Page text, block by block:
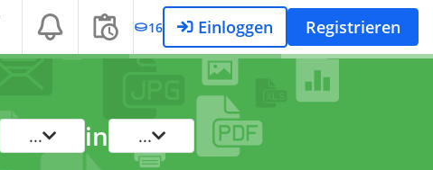
16 Einloggen Registrieren
... in ...